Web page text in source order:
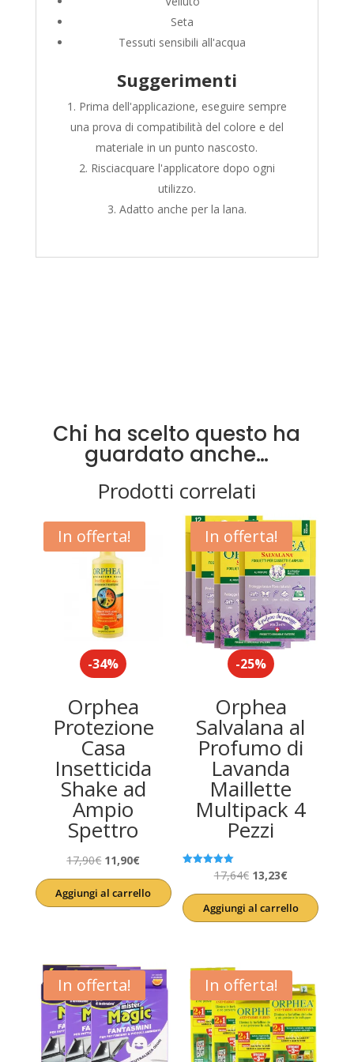
Seta
Tessuti sensibili all'acqua
Suggerimenti
Prima dell'applicazione, eseguire sempre
una prova di compatibilità del colore e del
materiale in un punto nascosto.
Risciacquare l'applicatore dopo ogni
utilizzo.
Adatto anche per la lana.
Chi ha scelto questo ha
guardato anche…
Prodotti correlati
In offerta!
-34%
Orphea
Protezione
Casa
Insetticida
Shake ad
Ampio
Spettro
17,90€ Il
prezzo
originale
11,90€Il
prezzo
attuale
Aggiungi al carrello
In offerta!
-25%
Orphea
Salvalana al
Profumo di
Lavanda
Maillette
Multipack 4
Pezzi
Valutato17,64€ Il
prezzo
originale
13,23€Il
prezzo
attuale
Aggiungi al carrello
In offerta! In offerta!